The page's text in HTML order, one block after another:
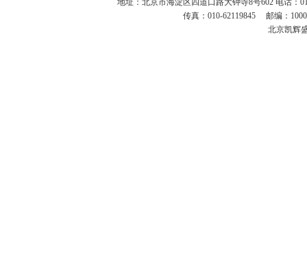
地址：北京市海淀区四道口路大钟寺8号602 电话：
传真：010-62119845 邮编：
北京凯辉